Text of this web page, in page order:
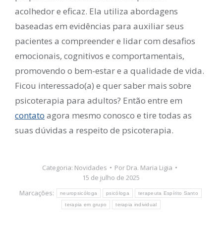
acolhedor e eficaz. Ela utiliza abordagens
baseadas em evidências para auxiliar seus
pacientes a compreender e lidar com desafios
emocionais, cognitivos e comportamentais,
promovendo o bem-estar e a qualidade de vida.
Ficou interessado(a) e quer saber mais sobre
psicoterapia para adultos? Então entre em
contato agora mesmo conosco e tire todas as
suas dúvidas a respeito de psicoterapia.
Categoria: Novidades Por Dra. Maria Ligia
15 de julho de 2025
Marcações:
neuropsicóloga psicóloga terapeuta Espírito Santo
terapia em grupo terapia individual